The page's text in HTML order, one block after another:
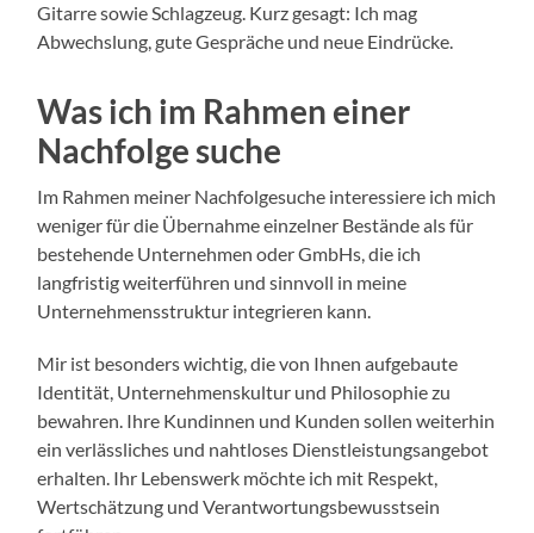
Gitarre sowie Schlagzeug. Kurz gesagt: Ich mag
Abwechslung, gute Gespräche und neue Eindrücke.
Was ich im Rahmen einer
Nachfolge suche
Im Rahmen meiner Nachfolgesuche interessiere ich mich
weniger für die Übernahme einzelner Bestände als für
bestehende Unternehmen oder GmbHs, die ich
langfristig weiterführen und sinnvoll in meine
Unternehmensstruktur integrieren kann.
Mir ist besonders wichtig, die von Ihnen aufgebaute
Identität, Unternehmenskultur und Philosophie zu
bewahren. Ihre Kundinnen und Kunden sollen weiterhin
ein verlässliches und nahtloses Dienstleistungsangebot
erhalten. Ihr Lebenswerk möchte ich mit Respekt,
Wertschätzung und Verantwortungsbewusstsein